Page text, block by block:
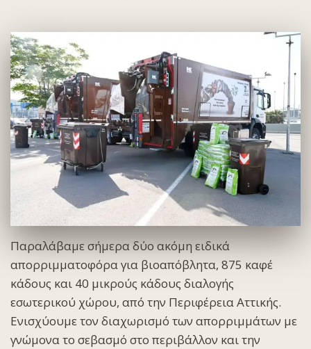
Παραλάβαμε σήμερα δύο ακόμη ειδικά
απορριμματοφόρα για βιοαπόβλητα, 875 καφέ
κάδους και 40 μικρούς κάδους διαλογής
εσωτερικού χώρου, από την Περιφέρεια Αττικής.
Ενισχύουμε τον διαχωρισμό των απορριμμάτων με
γνώμονα το σεβασμό στο περιβάλλον και την